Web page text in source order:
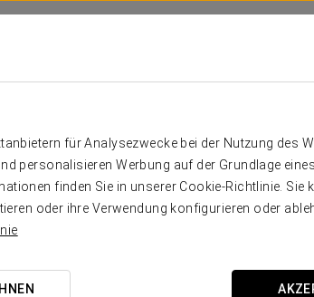
für Analysezwecke bei der Nutzung des
personalisieren Werbung auf der Grundlage
finden Sie in unserer Cookie-Richtlinie. Sie
oder ihre Verwendung konfigurieren oder
WIEN